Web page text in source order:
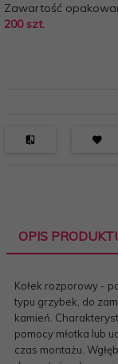
Zawartość
200 szt.
OPIS
Kołek rozporowy -
typu grzybek, do
kamień.
pomocy młotka lub
czas montażu.